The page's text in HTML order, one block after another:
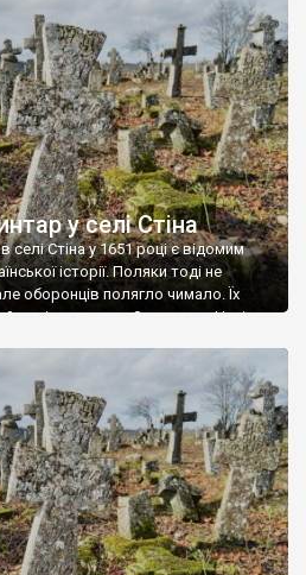
у селі Стіна
Стіна у 1651 році є відомим
історії. Поляки тоді не
оборонців полягло чимало. Їх
тоді називався Замковим. Нині на
є такі, де епітафії стер […]